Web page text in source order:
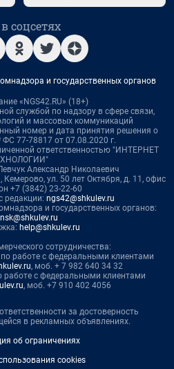
соцсетях
и государственных органов
«NGS42.RU» (18+)
службой по надзору в сфере связи,
и массовых коммуникаций
номер и дата принятия решения о
77-78817 от 07.08.2020 г.
ответственностью "ИНТЕРНЕТ
Александр Николаевич
ул. 50 лет Октября, д. 11, офис
+7 (3842) 23-22-60
редакции: ngs42@shkulev.ru
и государственных органов:
help@shkulev.ru
сотрудничества:
работе с федеральными клиентами
, моб. + 7 982 640 34 32
работе с федеральными клиентами
, моб. +7 910 402 4056
за достоверность
в рекламных объявлениях.
об ограничениях
cookies